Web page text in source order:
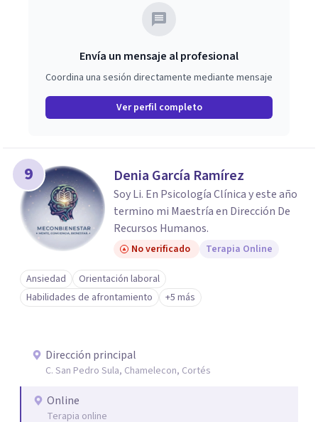
Envía un mensaje al profesional
Coordina una sesión directamente mediante mensaje
Ver perfil completo
9 Denia García Ramírez
Soy Li. En Psicología Clínica y este año
termino mi Maestría en Dirección De
Recursos Humanos.
No verificado Terapia Online
Ansiedad
Orientación laboral
Habilidades de afrontamiento
+5 más
Dirección principal
C. San Pedro Sula, Chamelecon, Cortés
Online
Terapia online